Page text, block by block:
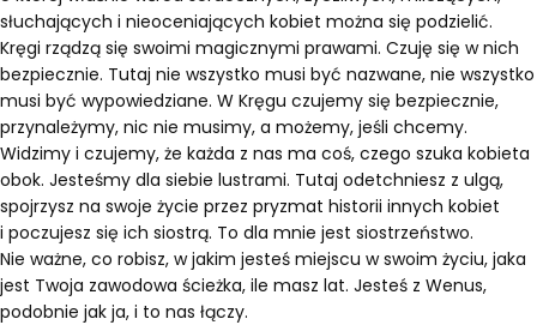
słuchających i nieoceniających kobiet można się podzielić.
Kręgi rządzą się swoimi magicznymi prawami. Czuję się w nich
bezpiecznie. Tutaj nie wszystko musi być nazwane, nie wszystko
musi być wypowiedziane. W Kręgu czujemy się bezpiecznie,
przynależymy, nic nie musimy, a możemy, jeśli chcemy.
Widzimy i czujemy, że każda z nas ma coś, czego szuka kobieta
obok. Jesteśmy dla siebie lustrami. Tutaj odetchniesz z ulgą,
spojrzysz na swoje życie przez pryzmat historii innych kobiet
i poczujesz się ich siostrą. To dla mnie jest siostrzeństwo.
Nie ważne, co robisz, w jakim jesteś miejscu w swoim życiu, jaka
jest Twoja zawodowa ścieżka, ile masz lat. Jesteś z Wenus,
podobnie jak ja, i to nas łączy.